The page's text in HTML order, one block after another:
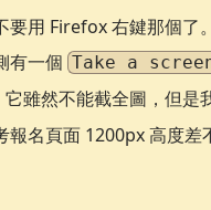
要用 Firefox 右鍵那個了
有一個 Take a
它雖然不能截全圖，但是
報名頁面 1200px 高度差